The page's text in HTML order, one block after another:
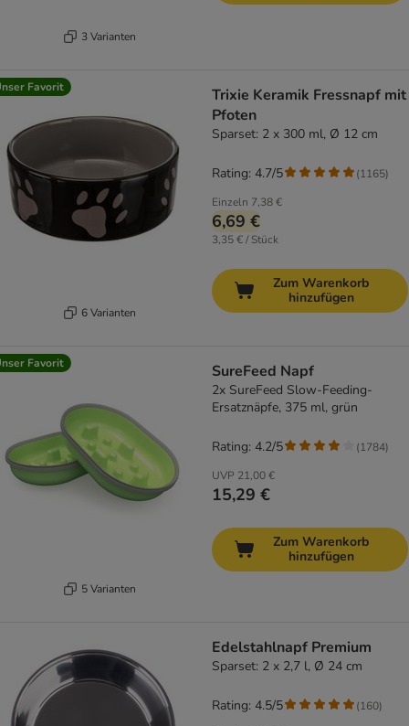
3 Varianten
Favorit
6 Varianten
Trixie Keramik Fressnapf mit
Pfoten
Sparset: 2 x 300 ml, Ø 12 cm
Einzeln 7,38 €
6,69 €
3,35 € / Stück
Rating: 4.7/5 (1165)
Zum Warenkorb
hinzufügen
Favorit
5 Varianten
SureFeed Napf
2x SureFeed Slow-Feeding-
Ersatznäpfe, 375 ml, grün
UVP 21,00 €
15,29 €
Rating: 4.2/5 (1784)
Zum Warenkorb
hinzufügen
Edelstahlnapf Premium
Sparset: 2 x 2,7 l, Ø 24 cm
Rating: 4.5/5 (160)